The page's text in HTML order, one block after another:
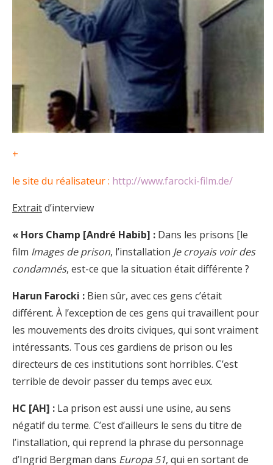
+
le site du réalisateur : http://www.farocki-film.de/
Extraitd’interview
« Hors Champ [André Habib] : Dans les prisons [le
film Images de prison, l’installation Je croyais voir des
condamnés, est-ce que la situation était différente ?
Harun Farocki : Bien sûr, avec ces gens c’était
différent. À l’exception de ces gens qui travaillent pour
les mouvements des droits civiques, qui sont vraiment
intéressants. Tous ces gardiens de prison ou les
directeurs de ces institutions sont horribles. C’est
terrible de devoir passer du temps avec eux.
HC [AH] : La prison est aussi une usine, au sens
négatif du terme. C’est d’ailleurs le sens du titre de
l’installation, qui reprend la phrase du personnage
d’Ingrid Bergman dans Europa 51, qui en sortant de